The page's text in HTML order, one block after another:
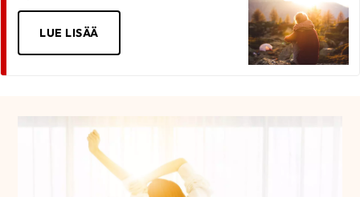
LUE LISÄÄ